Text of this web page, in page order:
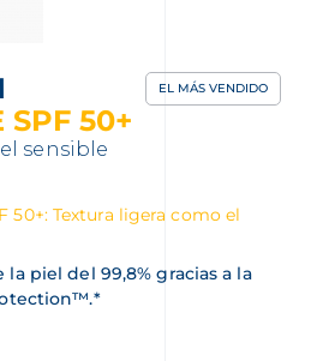
SPF 50+
EL MÁS VENDIDO
sensible
50+: Textura ligera como el
piel del 99,8% gracias a la